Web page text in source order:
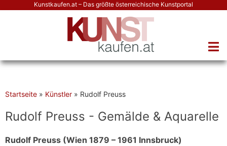
Kunstkaufen.at – Das größte österreichische Kunstportal
Startseite » Künstler » Rudolf Preuss
Rudolf Preuss - Gemälde & Aquarelle
Rudolf Preuss (Wien 1879 – 1961 Innsbruck)